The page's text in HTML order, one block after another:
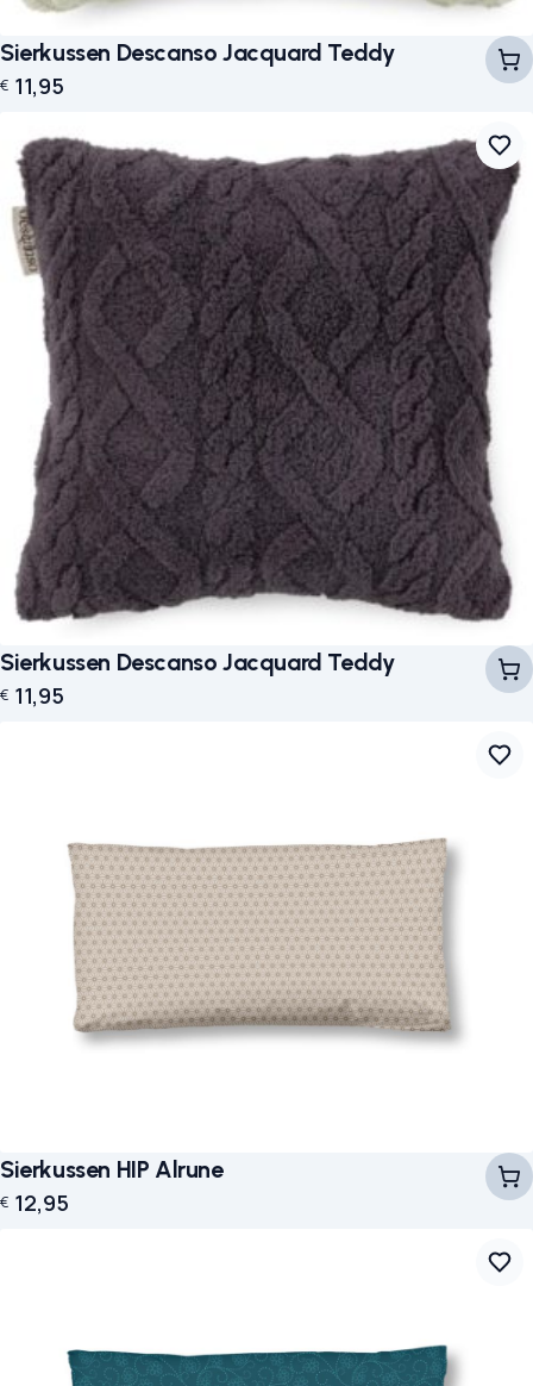
Sierkussen Descanso Jacquard Teddy
€ 11,95
Sierkussen Descanso Jacquard Teddy
€ 11,95
Sierkussen HIP Alrune
€ 12,95